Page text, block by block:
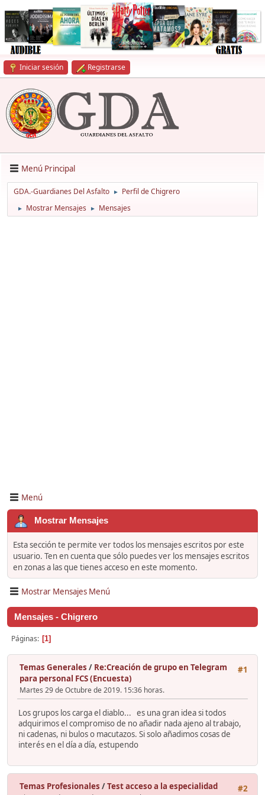
Iniciar sesión Registrarse
Menú Principal
GDA.-Guardianes Del Asfalto ► Perfil de Chigrero
► Mostrar Mensajes ► Mensajes
Menú
Mostrar Mensajes
Esta sección te permite ver todos los mensajes escritos por este
usuario. Ten en cuenta que sólo puedes ver los mensajes escritos
en zonas a las que tienes acceso en este momento.
Mostrar Mensajes Menú
Mensajes - Chigrero
Páginas 1
#1
Temas Generales / Re:Creación de grupo en Telegram
para personal FCS (Encuesta)
Martes 29 de Octubre de 2019. 15:36 horas.
Los grupos los carga el diablo... es una gran idea si todos
adquirimos el compromiso de no añadir nada ajeno al trabajo,
ni cadenas, ni bulos o macutazos. Si solo añadimos cosas de
interés en el día a día, estupendo
#2
Temas Profesionales /Test acceso a la especialidad